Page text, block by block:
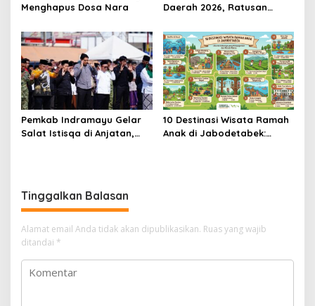
Menghapus Dosa Nara
Daerah 2026, Ratusan
Pemkab Indramayu Gelar
Salat Istisqa di Anjatan,
10 Destinasi Wisata Ramah
Anak di Jabodetabek:
Tinggalkan Balasan
Alamat email Anda tidak akan dipublikasikan. Ruas yang wajib
ditandai *